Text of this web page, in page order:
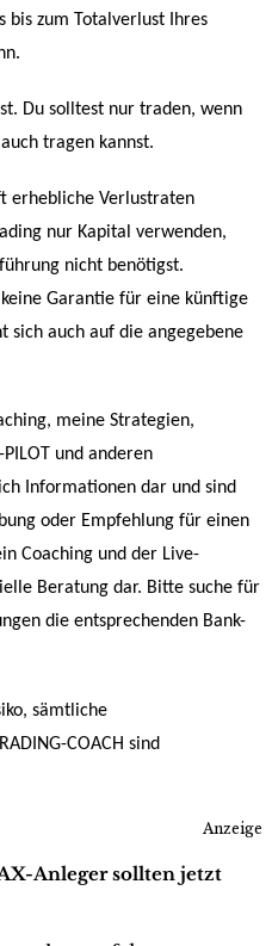
bis zum Totalverlust Ihres
Du solltest nur traden, wenn
tragen kannst.
erhebliche Verlustraten
nur Kapital verwenden,
nicht benötigst.
Garantie für eine künftige
sich auch auf die angegebene
meine Strategien,
und anderen
Informationen dar und sind
oder Empfehlung für einen
Coaching und der Live-
Beratung dar. Bitte suche für
die entsprechenden Bank-
sämtliche
COACH sind
Anzeige
Anleger sollten jetzt